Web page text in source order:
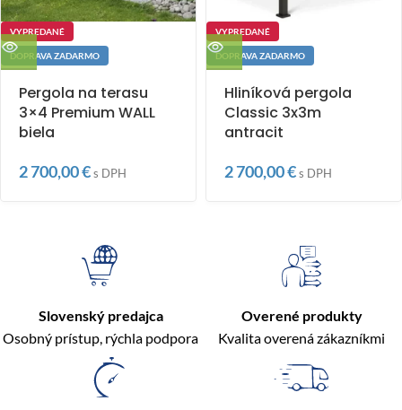
VYPREDANÉ
DOPRAVA ZADARMO
Pergola na terasu
3×4 Premium WALL
biela
2 700,00€s DPH
VYPREDANÉ
DOPRAVA ZADARMO
Hliníková pergola
Classic 3x3m
antracit
2 700,00€s DPH
Slovenský predajca
Osobný prístup, rýchla podpora
Overené produkty
Kvalita overená zákazníkmi